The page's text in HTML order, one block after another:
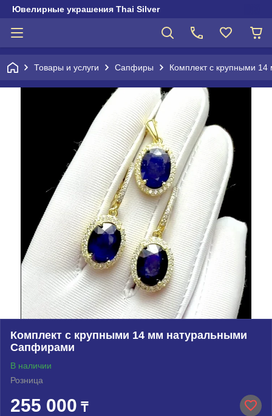
Ювелирные украшения Thai Silver
Товары и услуги Сапфиры Комплект с крупными
Комплект с крупными 14 мм натуральными
Сапфирами
В наличии
Розница
255 000 ₸